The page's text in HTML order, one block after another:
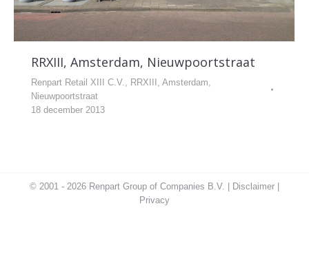
RRXIII, Amsterdam, Nieuwpoortstraat
Renpart Retail XIII C.V., RRXIII, Amsterdam,
Nieuwpoortstraat
18 december 2013
© 2001 - 2026 Renpart Group of Companies B.V. | Disclaimer
Privacy